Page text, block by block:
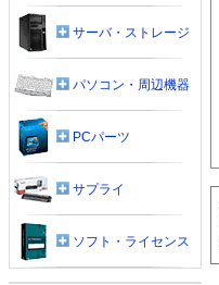
サーバ・ストレージ
パソコン・周辺機器
PCパーツ
サプライ
ソフト・ライセンス